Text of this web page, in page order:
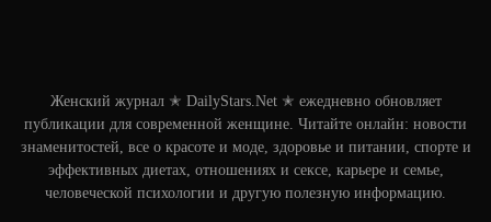
Женский журнал ✭ DailyStars.Net ✭ ежедневно обновляет
публикации для современной женщине. Читайте онлайн: новости
знаменитостей, все о красоте и моде, здоровье и питании, спорте и
эффективных диетах, отношениях и сексе, карьере и семье,
человеческой психологии и другую полезную информацию.